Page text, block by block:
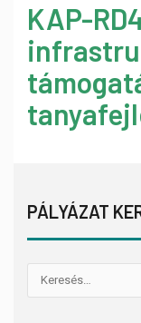
KAP-
PÁLYÁZAT